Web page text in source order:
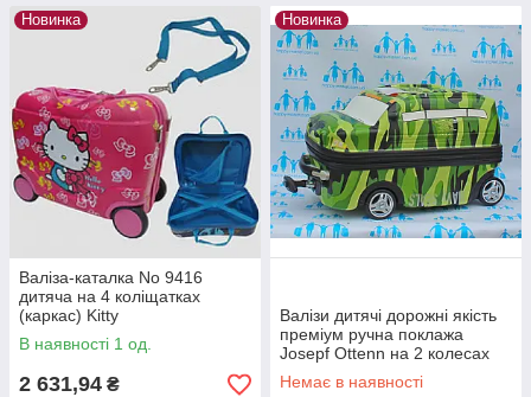
Новинка
Валіза-каталка No 9416
дитяча на 4 коліщатках
(каркас) Kitty
В наявності 1 од.
2 631,94 ₴
Новинка
Валізи дитячі дорожні якість
преміум ручна поклажа
Josepf Ottenn на 2 колесах
Military auto 18 IMG4957
Немає в наявності